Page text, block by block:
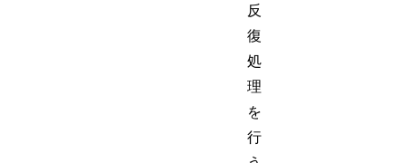
反
復
処
理
を
行